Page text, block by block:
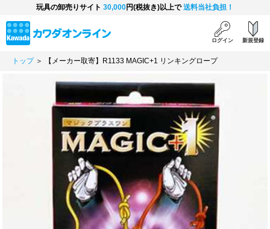
玩具の卸売りサイト 30,000円(税抜き)以上で送料当社負担！
ログイン 新規登録
トップ＞ 【メーカー取寄】R1133 MAGIC+1 リンキングロープ